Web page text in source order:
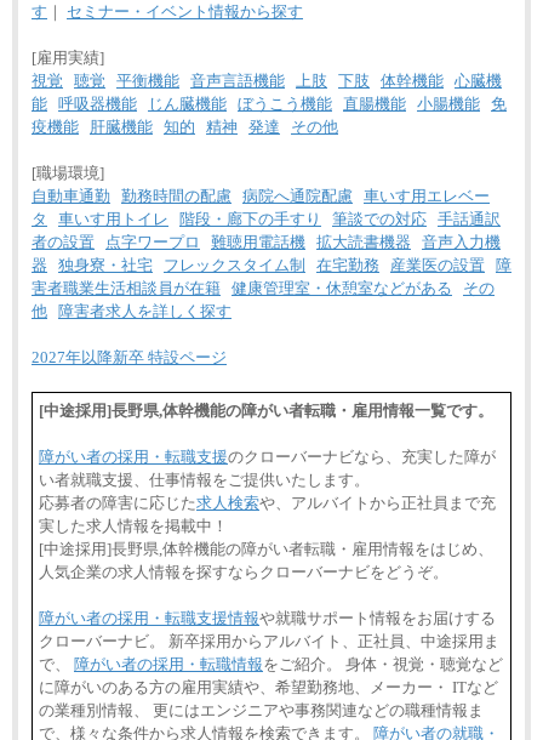
す ｜ セミナー・イベント情報から探す
[雇用実績]
視覚
聴覚 平衡機能 音声言語機能 上肢 下肢 体幹機能 心臓機
能 呼吸器機能 じん臓機能 ぼうこう機能 直腸機能 小腸機能 免
疫機能
肝臓機能 知的 精神 発達 その他
[職場環境]
自動車通勤
勤務時間の配慮 病院へ通院配慮 車いす用エレベー
タ
車いす用トイレ 階段・廊下の手すり 筆談での対応 手話通訳
者の設置
点字ワープロ 難聴用電話機 拡大読書機器
音声入力機
器
独身寮・社宅 フレックスタイム制 在宅勤務 産業医の設置
障
害者職業生活相談員が在籍 健康管理室・休憩室などがある
その
他
障害者求人を詳しく探す
2027年以降新卒 特設ページ
[中途採用]長野県,体幹機能の障がい者転職・雇用情報一覧です。
障がい者の採用・転職支援のクローバーナビなら、充実した障が
い者就職支援、仕事情報をご提供いたします。
応募者の障害に応じた求人検索や、アルバイトから正社員まで充
実した求人情報を掲載中！
[中途採用]長野県,体幹機能の障がい者転職・雇用情報をはじめ、
人気企業の求人情報を探すならクローバーナビをどうぞ。
障がい者の採用・転職支援情報や就職サポート情報をお届けする
クローバーナビ。 新卒採用からアルバイト、正社員、中途採用ま
で、 障がい者の採用・転職情報をご紹介。 身体・視覚・聴覚など
に障がいのある方の雇用実績や、希望勤務地、メーカー・ ITなど
の業種別情報、 更にはエンジニアや事務関連などの職種情報ま
で、様々な条件から求人情報を検索できます。 障がい者の就職・